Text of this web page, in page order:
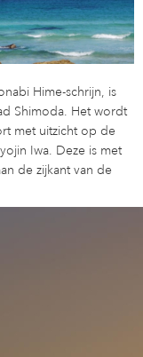
Hime-schrijn, is
Shimoda. Het wordt
met uitzicht op de
Iwa. Deze is met
de zijkant van de